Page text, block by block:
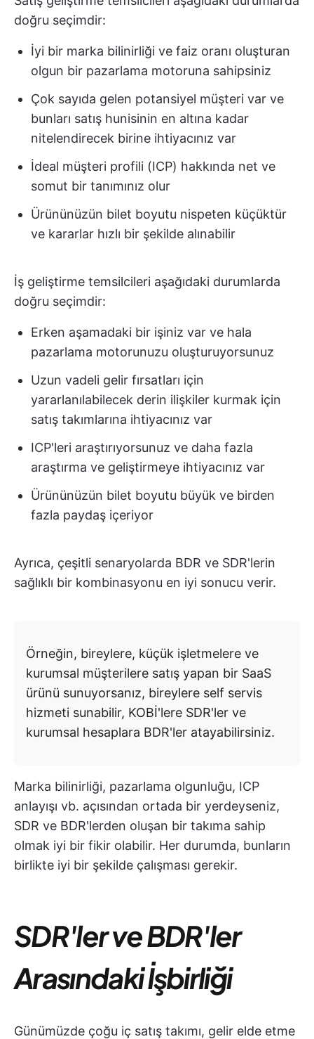
doğru seçimdir:
İyi bir marka bilinirliği ve faiz oranı oluşturan
olgun bir pazarlama motoruna sahipsiniz
Çok sayıda gelen potansiyel müşteri var ve
bunları satış hunisinin en altına kadar
nitelendirecek birine ihtiyacınız var
İdeal müşteri profili (ICP) hakkında net ve
somut bir tanımınız olur
Ürününüzün bilet boyutu nispeten küçüktür
ve kararlar hızlı bir şekilde alınabilir
İş geliştirme temsilcileri aşağıdaki durumlarda
doğru seçimdir:
Erken aşamadaki bir işiniz var ve hala
pazarlama motorunuzu oluşturuyorsunuz
Uzun vadeli gelir fırsatları için
yararlanılabilecek derin ilişkiler kurmak için
satış takımlarına ihtiyacınız var
ICP'leri araştırıyorsunuz ve daha fazla
araştırma ve geliştirmeye ihtiyacınız var
Ürününüzün bilet boyutu büyük ve birden
fazla paydaş içeriyor
Ayrıca, çeşitli senaryolarda BDR ve SDR'lerin
sağlıklı bir kombinasyonu en iyi sonucu verir.
Örneğin, bireylere, küçük işletmelere ve
kurumsal müşterilere satış yapan bir SaaS
ürünü sunuyorsanız, bireylere self servis
hizmeti sunabilir, KOBİ'lere SDR'ler ve
kurumsal hesaplara BDR'ler atayabilirsiniz.
Marka bilinirliği, pazarlama olgunluğu, ICP
anlayışı vb. açısından ortada bir yerdeyseniz,
SDR ve BDR'lerden oluşan bir takıma sahip
olmak iyi bir fikir olabilir. Her durumda, bunların
birlikte iyi bir şekilde çalışması gerekir.
SDR'ler ve BDR'ler
Arasındaki İşbirliği
Günümüzde çoğu iç satış takımı, gelir elde etme